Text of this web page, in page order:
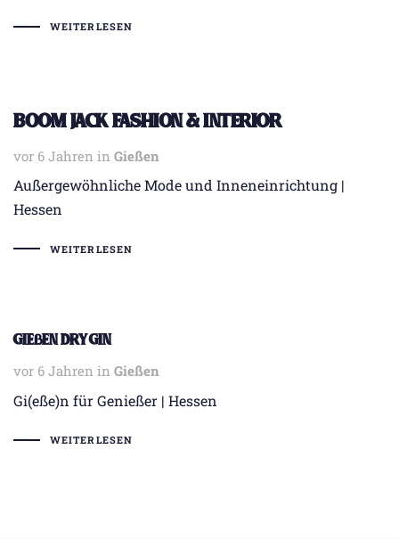
WEITERLESEN
Boom Jack Fashion & Interior
vor 6 Jahren in
Tags Gießen
Außergewöhnliche Mode und Inneneinrichtung |
Hessen
WEITERLESEN
Gießen Dry Gin
vor 6 Jahren in
Tags Gießen
Gi(eße)n für Genießer | Hessen
WEITERLESEN